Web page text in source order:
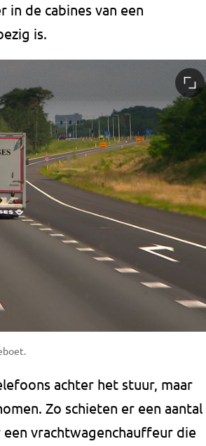
in de cabines van een
is.
achter het stuur, maar
Zo schieten er een aantal
vrachtwagenchauffeur die